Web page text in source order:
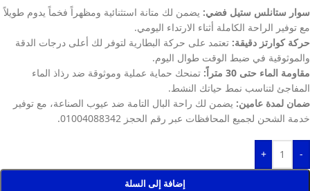
سوار ستانلس ستيل فضي: يضمن لك متانة استثنائية ومظهراً فخماً يدوم طويلاً
مع توفير الراحة الكاملة أثناء الارتداء اليومي.
حركة كوارتز دقيقة: تعتمد على حركة البطارية لتوفر لك أعلى درجات الدقة
والموثوقية في ضبط الوقت طوال اليوم.
مقاومة الماء حتى 30 متراً:
تمنحك حماية عملية وموثوقة ضد رذاذ الماء
المفاجئ لتناسب نمط حياتك النشط.
ضمان لمدة عامين: يضمن لك راحة البال التامة ضد عيوب الصناعة، مع توفير
خدمة الشحن لجميع المحافظات عبر رقم الحجز 01004088342.
-
+
إضافة إلى السلة